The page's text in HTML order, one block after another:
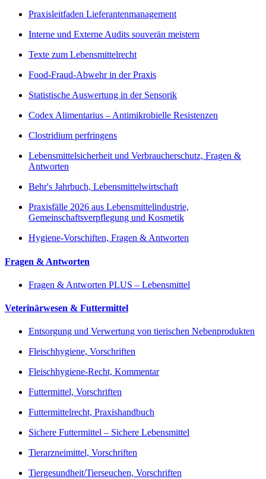
Praxisleitfaden Lieferantenmanagement
Interne und Externe Audits souverän meistern
Texte zum Lebensmittelrecht
Food-Fraud-Abwehr in der Praxis
Statistische Auswertung in der Sensorik
Codex Alimentarius – Antimikrobielle Resistenzen
Clostridium perfringens
Lebensmittelsicherheit und Verbraucherschutz, Fragen &
Antworten
Behr's Jahrbuch, Lebensmittelwirtschaft
Praxisfälle 2026 aus Lebensmittelindustrie,
Gemeinschaftsverpflegung und Kosmetik
Hygiene-Vorschiften, Fragen & Antworten
Fragen & Antworten
Fragen & Antworten PLUS – Lebensmittel
Veterinärwesen & Futtermittel
Entsorgung und Verwertung von tierischen Nebenprodukten
Fleischhygiene, Vorschriften
Fleischhygiene-Recht, Kommentar
Futtermittel, Vorschriften
Futtermittelrecht, Praxishandbuch
Sichere Futtermittel – Sichere Lebensmittel
Tierarzneimittel, Vorschriften
Tiergesundheit/Tierseuchen, Vorschriften